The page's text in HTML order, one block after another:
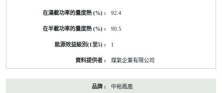
92.4
90.5
1
煤氣企業有限公司
中裕鳳凰